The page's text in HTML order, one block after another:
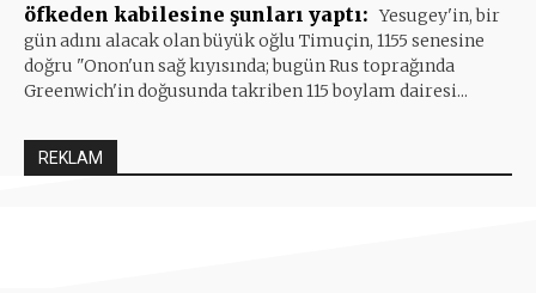
öfkeden kabilesine şunları yaptı: Yesugey'in, bir
gün adını alacak olan büyük oğlu Timuçin, 1155 senesine
doğru "Onon'un sağ kıyısında; bugün Rus toprağında
Greenwich'in doğusunda takriben 115 boylam dairesi...
REKLAM